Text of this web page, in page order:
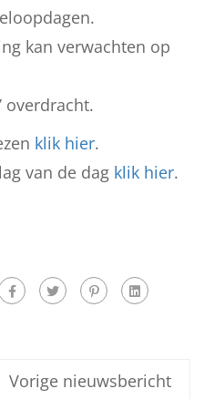
kan verwachten op
overdracht.
klik hier.
van de dag klik hier.
Vorige nieuwsbericht